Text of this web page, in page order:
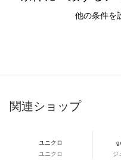
他の条件を
関連ショップ
ユニクロ
ユニクロ
ジ